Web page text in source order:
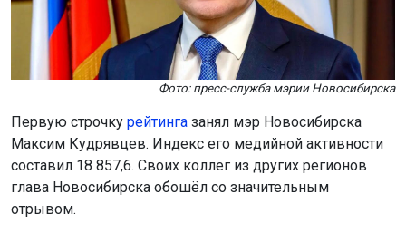
Фото: пресс-служба мэрии Новосибирска
Первую строчку рейтингазанял мэр Новосибирска
Максим Кудрявцев. Индекс его медийной активности
глава Новосибирска обошёл со значительным
отрывом.
Аналитики отметили работу мэра по информированию
горожан о восстановлении водоснабжения на левом